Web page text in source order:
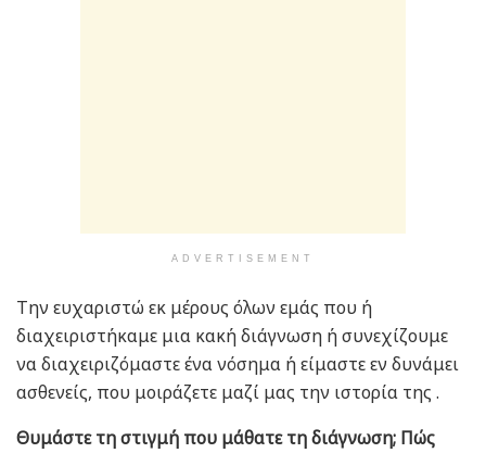
ADVERTISEMENT
Την ευχαριστώ εκ μέρους όλων εμάς που ή
διαχειριστήκαμε μια κακή διάγνωση ή συνεχίζουμε
να διαχειριζόμαστε ένα νόσημα ή είμαστε εν δυνάμει
ασθενείς, που μοιράζετε μαζί μας την ιστορία της .
Θυμάστε τη στιγμή που μάθατε τη διάγνωση; Πώς